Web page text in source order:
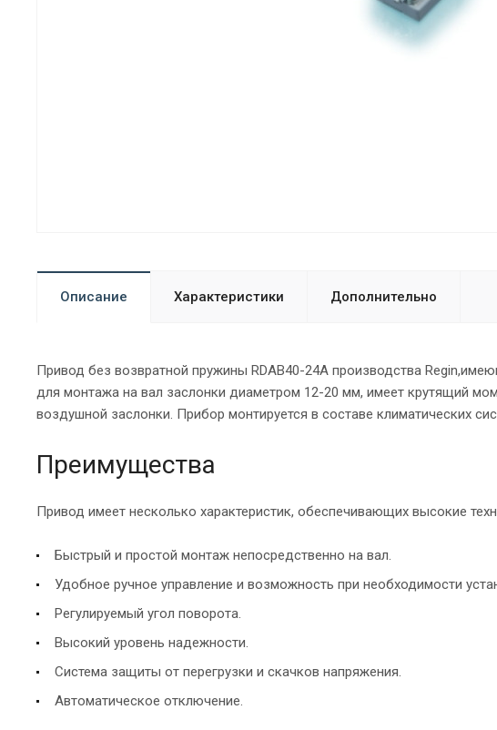
Описание Характеристики Дополнительно
Привод без возвратной пружины RDAB40-24A производства
для монтажа на вал заслонки диаметром 12-20 мм, имеет крутящий
воздушной заслонки. Прибор монтируется в составе климатических
Преимущества
Привод имеет несколько характеристик, обеспечивающих высокие
Быстрый и простой монтаж непосредственно на вал.
Удобное ручное управление и возможность при необходимости
Регулируемый угол поворота.
Высокий уровень надежности.
Система защиты от перегрузки и скачков напряжения.
Автоматическое отключение.